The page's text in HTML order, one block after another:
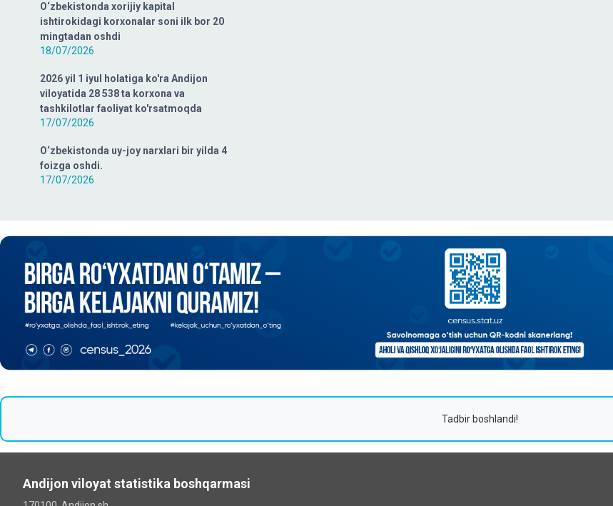
O‘zbekistonda xorijiy kapital
ishtirokidagi korxonalar soni ilk bor 20
mingtadan oshdi
18/07/2026
2026 yil 1 iyul holatiga ko'ra Andijon
viloyatida 28 538 ta korxona va
tashkilotlar faoliyat ko'rsatmoqda
17/07/2026
O‘zbekistonda uy-joy narxlari bir yilda 4
foizga oshdi.
17/07/2026
Tadbir boshlandi!
Andijon viloyat statistika boshqarmasi